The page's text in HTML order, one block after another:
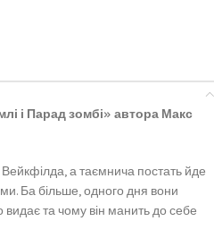
і Парад зомбі» автора Макс
а таємнича постать йде
Ба більше, одного дня вони
та чому він манить до себе